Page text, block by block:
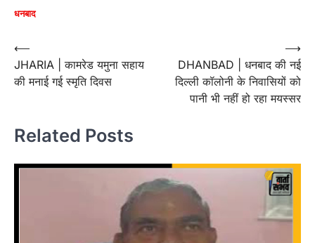
धनबाद
Post
navigation
⟵
JHARIA | कामरेड यमुना सहाय
की मनाई गई स्मृति दिवस
DHANBAD | धनबाद की नई
दिल्ली कॉलोनी के निवासियों को
पानी भी नहीं हो रहा मयस्सर
⟶
Related Posts